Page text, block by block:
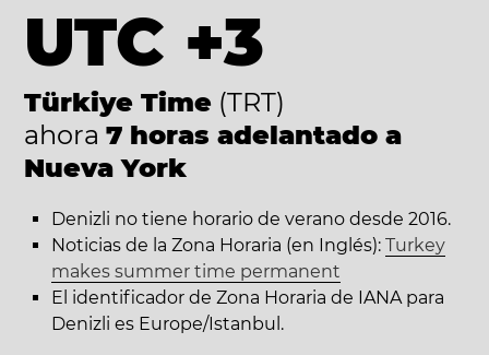
UTC +3
Türkiye Time (TRT)
ahora 7 horas adelantado a
Nueva York
Denizli no tiene horario de verano desde 2016.
Noticias de la Zona Horaria (en Inglés):Turkey
makes summer time permanent
El identificador de Zona Horaria de IANA para
Denizli es Europe/Istanbul.